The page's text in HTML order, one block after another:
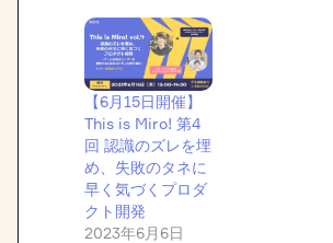
【6月15日開催】
This is Miro! 第4
回 認識のズレを埋
め、失敗のタネに
早く気づくプロダ
クト開発
2023年6月6日